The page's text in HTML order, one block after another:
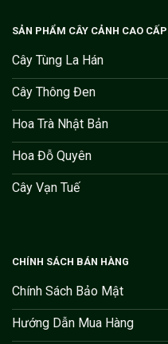
SẢN PHẨM CÂY CẢNH CAO CẤP
Cây Tùng La Hán
Cây Thông Đen
Hoa Trà Nhật Bản
Hoa Đỗ Quyên
Cây Vạn Tuế
CHÍNH SÁCH BÁN HÀNG
Chính Sách Bảo Mật
Hướng Dẫn Mua Hàng